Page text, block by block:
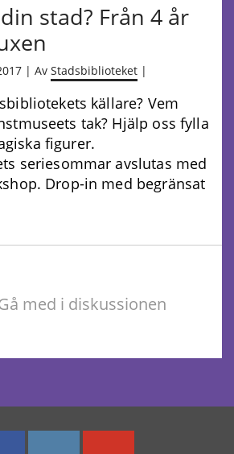
stad? Från 4 år
| Av Stadsbiblioteket |
källare? Vem
tak? Hjälp oss fylla
figurer.
seriesommar avslutas med
Drop-in med begränsat
med i diskussionen